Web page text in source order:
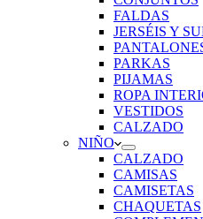
FALDAS
JERSÉIS Y
PARKAS
PIJAMAS
ROPA
VESTIDOS
CALZADO
NIÑO
CALZADO
CAMISAS
CAMISETAS
CHAQUETAS